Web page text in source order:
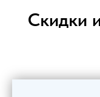
Скидки